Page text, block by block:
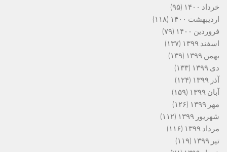
خرداد ۱۴۰۰
(۹۵)
اردیبهشت ۱۴۰۰
(۱۱۸)
فروردین ۱۴۰۰
(۷۹)
اسفند ۱۳۹۹
(۱۳۷)
بهمن ۱۳۹۹
(۱۳۹)
دی ۱۳۹۹
(۱۳۳)
آذر ۱۳۹۹
(۱۲۴)
آبان ۱۳۹۹
(۱۵۹)
مهر ۱۳۹۹
(۱۲۶)
شهریور ۱۳۹۹
(۱۱۲)
مرداد ۱۳۹۹
(۱۱۶)
تیر ۱۳۹۹
(۱۱۹)